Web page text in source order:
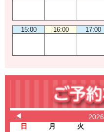
15:00 16:00 17:00
◀ 2026
日
月 火